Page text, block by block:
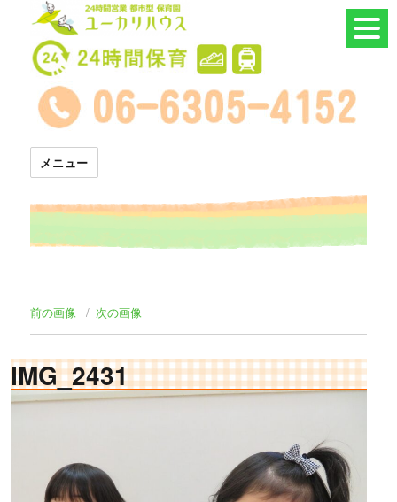
24時間託児所 ユーカリハウス
メニュー
前の画像 次の画像
IMG_2431